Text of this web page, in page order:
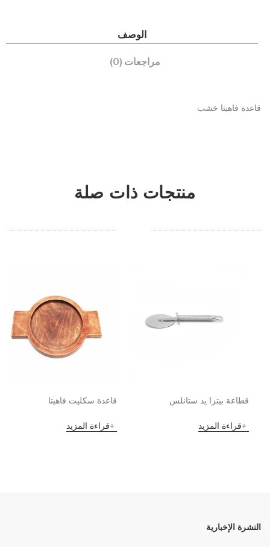
الوصف
مراجعات (0)
قاعدة فاهيتا خشب
منتجات ذات صلة
قاعدة سكليت فاهيتا
قراءة المزيد
قطاعة بيتزا يد ستانلس
قراءة المزيد
النشرة الإخبارية